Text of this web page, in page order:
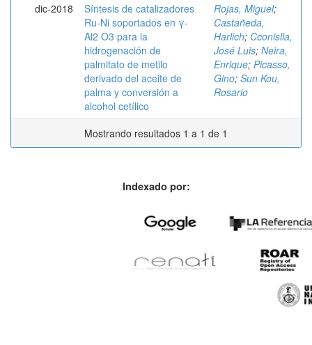
dic-2018
Síntesis de catalizadores
Ru-Ni soportados en γ-
Al2 O3 para la
hidrogenación de
palmitato de metilo
derivado del aceite de
palma y conversión a
alcohol cetílico
Rojas, Miguel;
Castañeda,
Harlich; Cconislla,
José Luis; Neira,
Enrique; Picasso,
Gino; Sun Kou,
Rosario
Mostrando resultados 1 a 1 de 1
Indexado por: